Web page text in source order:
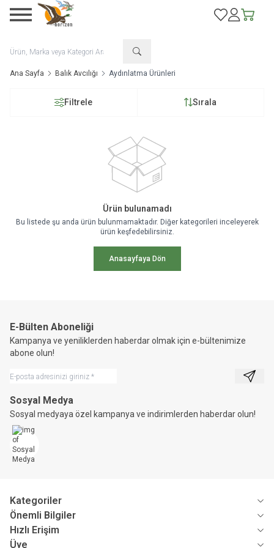
Favorilerim
Hesabım
Sepetim
Ana Sayfa Balık Avcılığı Aydınlatma Ürünleri
Filtrele Sırala
Ürün bulunamadı
Bu listede şu anda ürün bulunmamaktadır. Diğer kategorileri inceleyerek
ürün keşfedebilirsiniz.
Anasayfaya Dön
E-Bülten Aboneliği
Kampanya ve yeniliklerden haberdar olmak için e-bültenimize
abone olun!
Kayıt
Sosyal Medya
Sosyal medyaya özel kampanya ve indirimlerden haberdar olun!
Kategoriler
Önemli Bilgiler
Hızlı Erişim
Üye